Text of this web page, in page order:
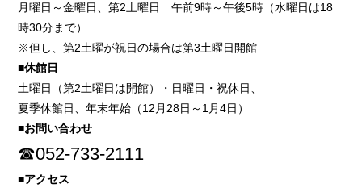
月曜日～金曜日、第2土曜日 午前9時～午後5時（水曜日は18
時30分まで）
※但し、第2土曜が祝日の場合は第3土曜日開館
■休館日
土曜日（第2土曜日は開館）・日曜日・祝休日、
夏季休館日、年末年始（12月28日～1月4日）
■お問い合わせ
☎052-733-2111
■アクセス